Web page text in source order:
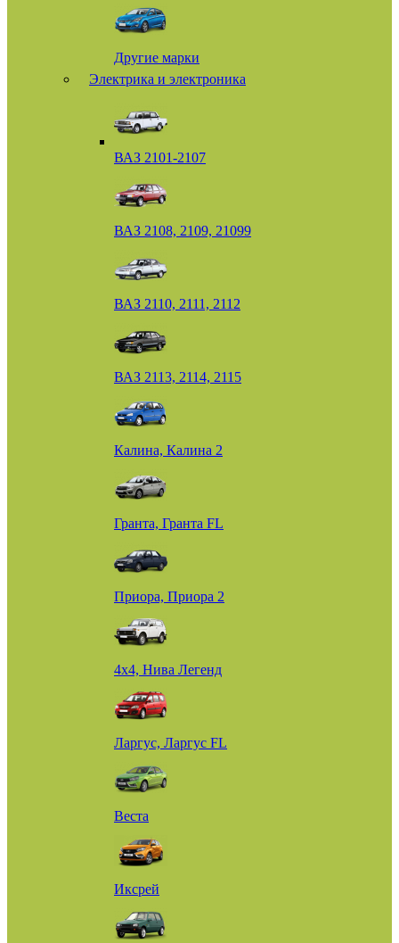
Другие марки
Электрика и электроника
ВАЗ 2101-2107
ВАЗ 2108, 2109, 21099
ВАЗ 2110, 2111, 2112
ВАЗ 2113, 2114, 2115
Калина, Калина 2
Гранта, Гранта FL
Приора, Приора 2
4х4, Нива Легенд
Ларгус, Ларгус FL
Веста
Иксрей